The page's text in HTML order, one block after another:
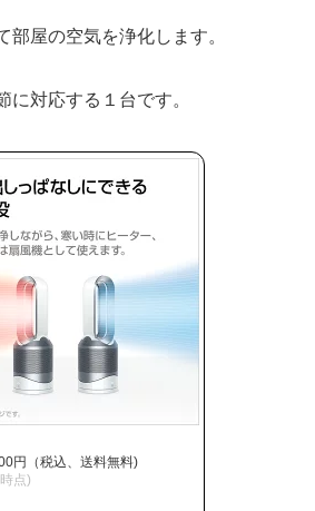
部屋の空気を浄化します。
に対応する１台です。
円（税込、送料無料)
点)